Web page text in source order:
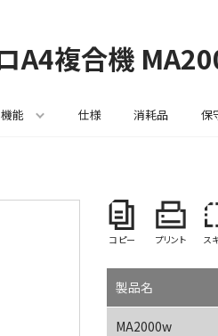
A4複合機
機能 仕様 消耗品 保
コピー プリント ス
製品名
MA2000w